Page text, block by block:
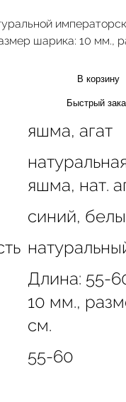
шарика: 10 мм.,
В корзину
Быстрый
яшма, агат
яшма, нат.
синий,
Длина: 55-
10 мм.,
см.
55-60